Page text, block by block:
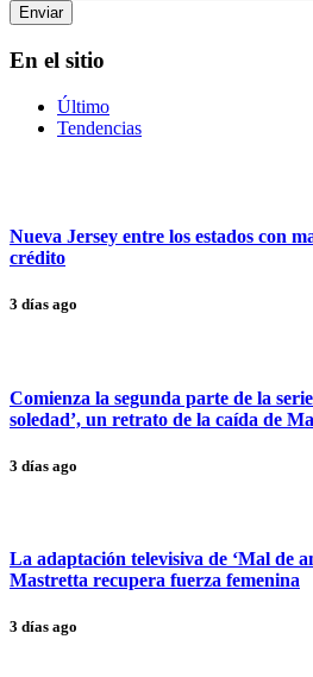
En el sitio
Último
Tendencias
Nueva Jersey entre los estados con
crédito
3 días ago
Comienza la segunda parte de la
soledad’, un retrato de la caída de
3 días ago
La adaptación televisiva de ‘Mal de
Mastretta recupera fuerza femenina
3 días ago